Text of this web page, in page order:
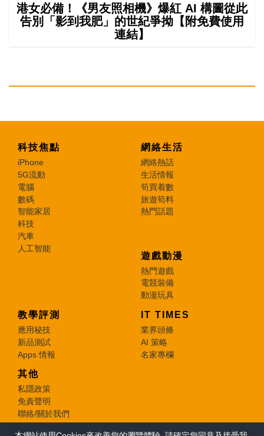
港女必備！《男友照相機》爆紅 AI 構圖從此
告別「影到我肥」的世紀爭拗【附免費使用
連結】
科技焦點
iPhone
5G流動
電腦
數碼
智能家居
科技
汽車
人工智能
網絡生活
網絡熱話
生活情報
筍買着數
旅遊筍料
熱門話題
遊戲動漫
熱門遊戲
電競裝備
動漫玩具
教學評測
應用秘技
新品測試
Apps 情報
IT TIMES
業界頭條
AI 策略
名家專欄
其他
私隱政策
免責聲明
聯絡/關於我們